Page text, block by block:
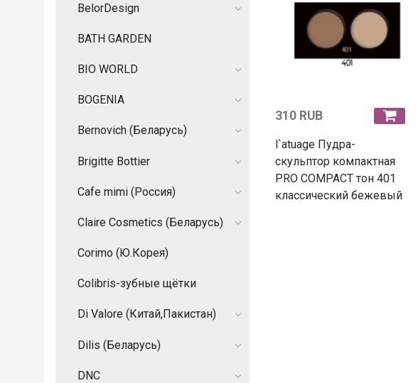
310 RUB
l`atuage Пудра-
скульптор компактная
PRO COMPACT тон 401
классический бежевый
BelorDesign
BATH GARDEN
BIO WORLD
BOGENIA
Bernovich (Беларусь)
Brigitte Bottier
Cafe mimi (Россия)
Claire Cosmetics (Беларусь)
Corimo (Ю.Корея)
Colibris-зубные щётки
Di Valore (Китай,Пакистан)
Dilis (Беларусь)
DNC